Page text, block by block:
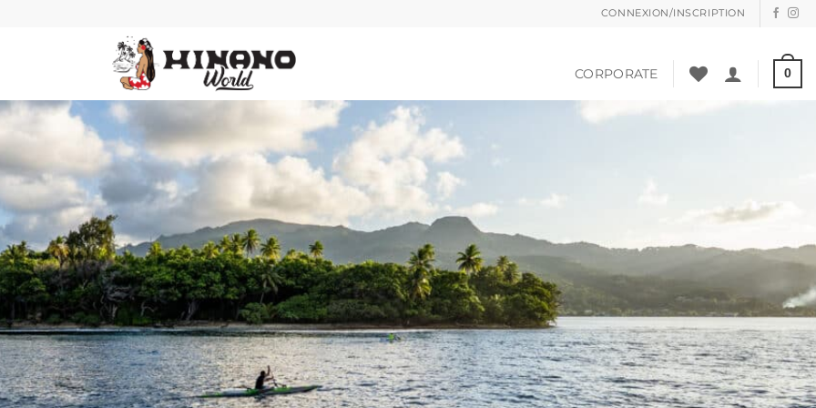
CONNEXION/INSCRIPTION
CORPORATE 0